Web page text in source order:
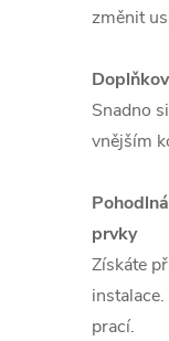
změnit
Snadno
vnějším
prvky
Získáte
prací.